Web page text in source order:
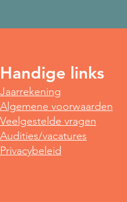
Handige links
Jaarrekening
Algemene voorwaarden
Veelgestelde vragen
Audities/vacatures
Privacybeleid